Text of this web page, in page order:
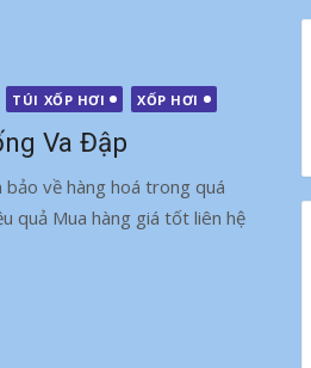
TÚI XỐP HƠI XỐP HƠI
Va Đập
về hàng hoá trong quá
quả Mua hàng giá tốt liên hệ